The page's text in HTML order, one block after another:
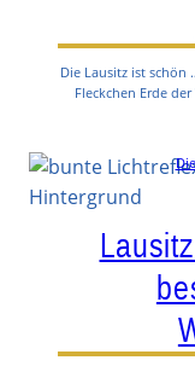
Die Lausitz ist schön
Fleckchen Erde